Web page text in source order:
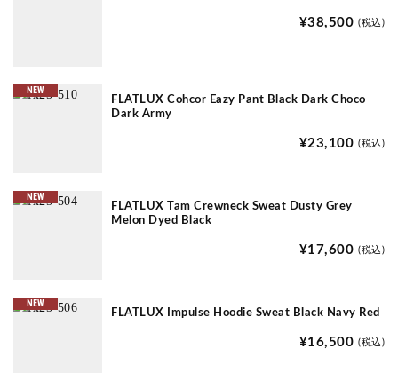
¥38,500 (税込)
NEW
FLATLUX Cohcor Eazy Pant Black Dark Choco
Dark Army
¥23,100 (税込)
NEW
FLATLUX Tam Crewneck Sweat Dusty Grey
Melon Dyed Black
¥17,600 (税込)
NEW
FLATLUX Impulse Hoodie Sweat Black Navy Red
¥16,500 (税込)